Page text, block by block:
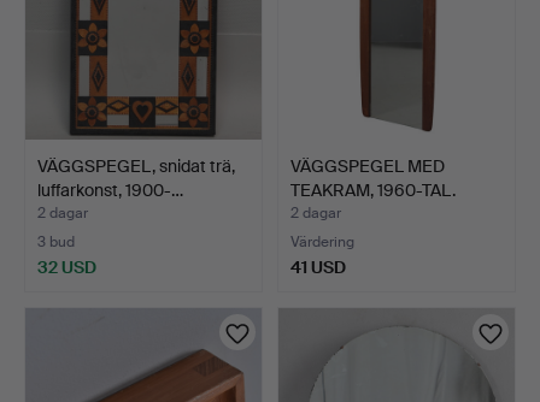
VÄGGSPEGEL, snidat trä,
luffarkonst, 1900-…
2 dagar
3 bud
32 USD
VÄGGSPEGEL MED
TEAKRAM, 1960-TAL.
2 dagar
Värdering
41 USD